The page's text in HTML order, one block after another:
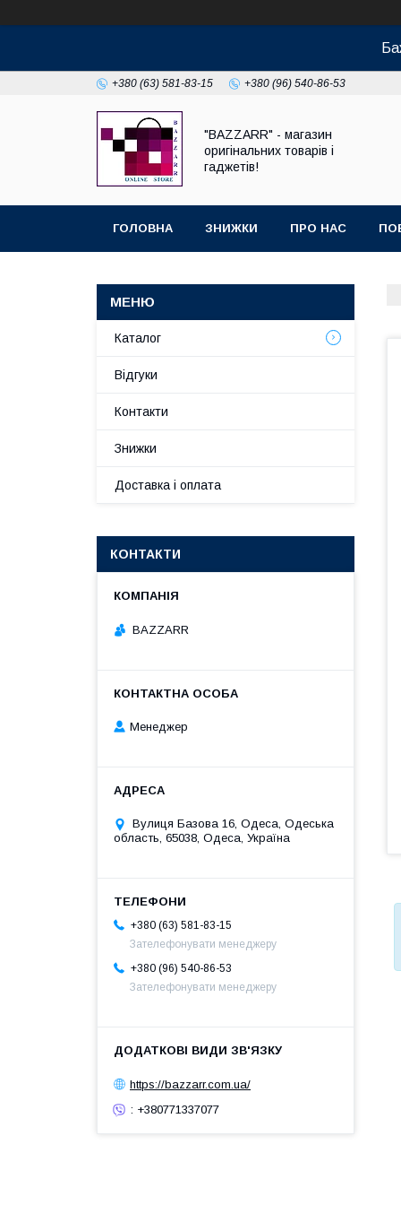
+380 (63) 581-83-15 +380 (96) 540-86-53
"BAZZARR" - магазин
оригінальних товарів і
гаджетів!
ГОЛОВНА ЗНИЖКИ ПРО НАС
Каталог
Відгуки
Контакти
Знижки
Доставка і оплата
КОНТАКТИ
BAZZARR
Менеджер
Вулиця Базова 16, Одеса, Одеська
область, 65038, Одеса, Україна
+380 (63) 581-83-15
Зателефонувати менеджеру
+380 (96) 540-86-53
Зателефонувати менеджеру
https://bazzarr.com.ua/
: +380771337077